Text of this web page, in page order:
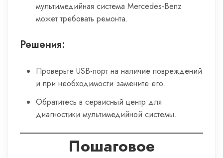
мультимедийная система Mercedes-Benz
может требовать ремонта.
Решения:
Проверьте USB-порт на наличие повреждений
и при необходимости замените его.
Обратитесь в сервисный центр для
диагностики мультимедийной системы.
Пошаговое